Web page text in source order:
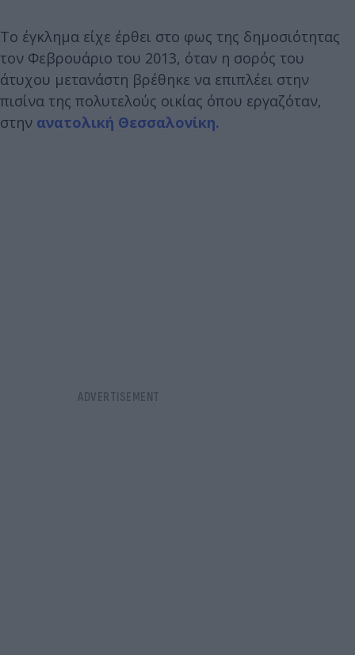
Το έγκλημα είχε έρθει στο φως της δημοσιότητας
τον Φεβρουάριο του 2013, όταν η σορός του
άτυχου μετανάστη βρέθηκε να επιπλέει στην
πισίνα της πολυτελούς οικίας όπου εργαζόταν,
στην ανατολική Θεσσαλονίκη.